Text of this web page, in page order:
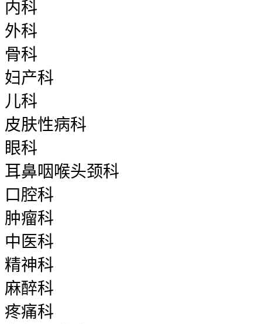
内科
外科
骨科
妇产科
儿科
皮肤性病科
眼科
耳鼻咽喉头颈科
口腔科
肿瘤科
中医科
精神科
麻醉科
疼痛科